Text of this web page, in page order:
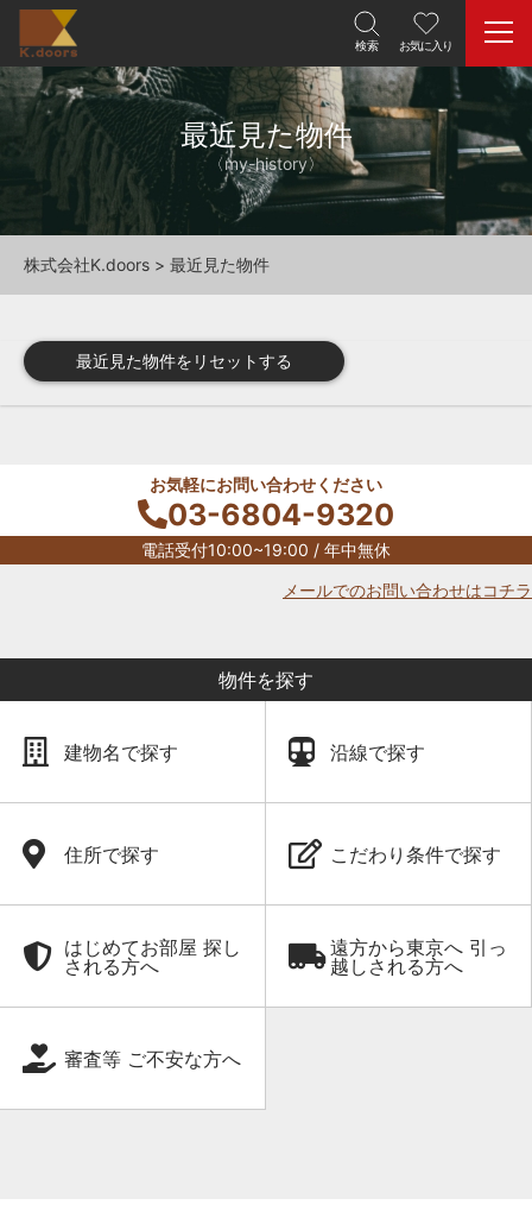
最近見た物件
〈my-history〉
株式会社K.doors > 最近見た物件
最近見た物件をリセットする
お気軽にお問い合わせください
03-6804-9320
電話受付10:00~19:00 / 年中無休
メールでのお問い合わせはコチラ
物件を探す
建物名で探す 沿線で探す
住所で探す こだわり条件で探す
はじめてお部屋 探し
される方へ
遠方から東京へ 引っ
越しされる方へ
審査等 ご不安な方へ